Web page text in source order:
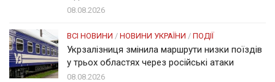
08.08.2026
ВСІ НОВИНИ / НОВИНИ УКРАЇНИ / ПОДІЇ
Укрзалізниця змінила маршрути низки поїздів
у трьох областях через російські атаки
08.08.2026